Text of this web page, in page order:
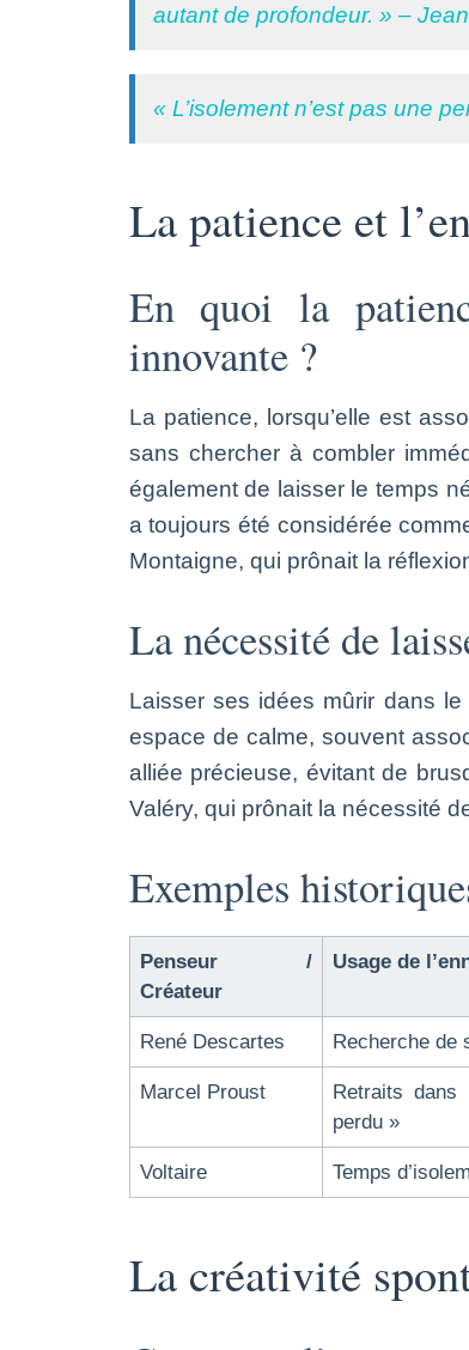
autant de profondeur. » –
« L’isolement n’est pas une
La patience et
En quoi la
innovante ?
La patience, lorsqu’elle est
sans chercher à combler
également de laisser le temps
a toujours été considérée
Montaigne, qui prônait la
La nécessité de
Laisser ses idées mûrir dans
espace de calme, souvent
alliée précieuse, évitant de
Valéry, qui prônait la nécessité
Exemples
Penseur /
Créateur
Usage de
René Descartes Recherche de
Marcel Proust
Retraits
perdu »
Voltaire Temps
La créativité